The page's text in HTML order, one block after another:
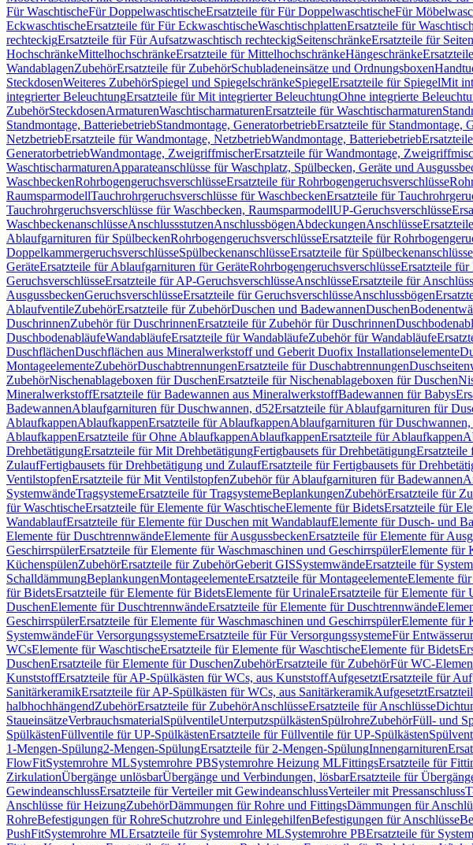
Für WaschtischeFür DoppelwaschtischeErsatzteile für Für DoppelwaschtischeFür
EckwaschtischeErsatzteile für Für EckwaschtischeWaschtischplattenErsatzteile für
rechteckigErsatzteile für Für Aufsatzwaschtisch rechteckigSeitenschränkeErsatzteile für
HochschränkeMittelhochschränkeErsatzteile für MittelhochschränkeHängeschränke
WandablagenZubehörErsatzteile für ZubehörSchubladeneinsätze und Ordnungsboxen
SteckdosenWeiteres ZubehörSpiegel und SpiegelschränkeSpiegelErsatzteile für SpiegelMit
integrierter BeleuchtungErsatzteile für Mit integrierter BeleuchtungOhne integrierte
ZubehörSteckdosenArmaturenWaschtischarmaturenErsatzteile für Waschtischarmaturen
Standmontage, BatteriebetriebStandmontage, GeneratorbetriebErsatzteile für Standmontage,
NetzbetriebErsatzteile für Wandmontage, NetzbetriebWandmontage, Batteriebetrieb
GeneratorbetriebWandmontage, ZweigriffmischerErsatzteile für Wandmontage,
WaschtischarmaturenApparateanschlüsse für Waschplatz, Spülbecken, Geräte und
WaschbeckenRohrbogengeruchsverschlüsseErsatzteile für Rohrbogengeruchsverschlüsse
RaumsparmodellTauchrohrgeruchsverschlüsse für WaschbeckenErsatzteile für
Tauchrohrgeruchsverschlüsse für Waschbecken, RaumsparmodellUP-Geruchsverschlüsse
WaschbeckenanschlüsseAnschlussstutzenAnschlussbögenAbdeckungenAnschlüsse
Ablaufgarnituren für SpülbeckenRohrbogengeruchsverschlüsseErsatzteile für
DoppelkammergeruchsverschlüsseSpülbeckenanschlüsseErsatzteile für Spülbeckenanschlüsse
GeräteErsatzteile für Ablaufgarnituren für GeräteRohrbogengeruchsverschlüsseErsatzteile für
GeruchsverschlüsseErsatzteile für AP-GeruchsverschlüsseAnschlüsseErsatzteile für
AusgussbeckenGeruchsverschlüsseErsatzteile für GeruchsverschlüsseAnschlussbögen
AblaufventileZubehörErsatzteile für ZubehörDuschen und BadewannenDuschen
DuschrinnenZubehör für DuschrinnenErsatzteile für Zubehör für Duschrinnen
DuschbodenabläufeWandabläufeErsatzteile für WandabläufeZubehör für Wandabläufe
DuschflächenDuschflächen aus Mineralwerkstoff und Geberit Duofix Installationselemente
MontageelementeZubehörDuschabtrennungenErsatzteile für Duschabtrennungen
ZubehörNischenablageboxen für DuschenErsatzteile für Nischenablageboxen für Duschen
MineralwerkstoffErsatzteile für Badewannen aus MineralwerkstoffBadewannen für Babys
BadewannenAblaufgarnituren für Duschwannen, d52Ersatzteile für Ablaufgarnituren für
AblaufkappenAblaufkappenErsatzteile für AblaufkappenAblaufgarnituren für Duschwannen,
AblaufkappenErsatzteile für Ohne AblaufkappenAblaufkappenErsatzteile für Ablaufkappen
DrehbetätigungErsatzteile für Mit DrehbetätigungFertigbausets für DrehbetätigungErsatzteile
ZulaufFertigbausets für Drehbetätigung und ZulaufErsatzteile für Fertigbausets für
VentilstopfenErsatzteile für Mit VentilstopfenZubehör für Ablaufgarnituren für Badewannen
SystemwändeTragsystemeErsatzteile für TragsystemeBeplankungenZubehörErsatzteile für
für WaschtischeErsatzteile für Elemente für WaschtischeElemente für BidetsErsatzteile für
WandablaufErsatzteile für Elemente für Duschen mit WandablaufElemente für Dusch- und
Elemente für DuschtrennwändeElemente für AusgussbeckenErsatzteile für Elemente für
GeschirrspülerErsatzteile für Elemente für Waschmaschinen und GeschirrspülerElemente für
KüchenspülenZubehörErsatzteile für ZubehörGeberit GISSystemwändeErsatzteile für
SchalldämmungBeplankungenMontageelementeErsatzteile für MontageelementeElemente
für BidetsErsatzteile für Elemente für BidetsElemente für UrinaleErsatzteile für Elemente für
DuschenElemente für DuschtrennwändeErsatzteile für Elemente für Duschtrennwände
GeschirrspülerErsatzteile für Elemente für Waschmaschinen und GeschirrspülerElemente für
SystemwändeFür VersorgungssystemeErsatzteile für Für VersorgungssystemeFür
WCsElemente für WaschtischeErsatzteile für Elemente für WaschtischeElemente für Bidets
DuschenErsatzteile für Elemente für DuschenZubehörErsatzteile für ZubehörFür WC-
KunststoffErsatzteile für AP-Spülkästen für WCs, aus KunststoffAufgesetztErsatzteile für
SanitärkeramikErsatzteile für AP-Spülkästen für WCs, aus SanitärkeramikAufgesetzt
halbhochhängendZubehörErsatzteile für ZubehörAnschlüsseErsatzteile für Anschlüsse
StaueinsätzeVerbrauchsmaterialSpülventileUnterputzspülkästenSpülrohreZubehörFüll- und
SpülkästenFüllventile für UP-SpülkästenErsatzteile für Füllventile für UP-Spülkästen
1-Mengen-Spülung2-Mengen-SpülungErsatzteile für 2-Mengen-SpülungInnengarnituren
FlowFitSystemrohre MLSystemrohre PBSystemrohre Heizung MLFittingsErsatzteile für
ZirkulationÜbergänge unlösbarÜbergänge und Verbindungen, lösbarErsatzteile für
GewindeanschlussErsatzteile für Verteiler mit GewindeanschlussVerteiler mit Pressanschluss
Anschlüsse für HeizungZubehörDämmungen für Rohre und FittingsDämmungen für
RohreBefestigungen für RohreSchutzrohre und EinlegehilfenBefestigungen für Anschlüsse
PushFitSystemrohre MLErsatzteile für Systemrohre MLSystemrohre PBErsatzteile für